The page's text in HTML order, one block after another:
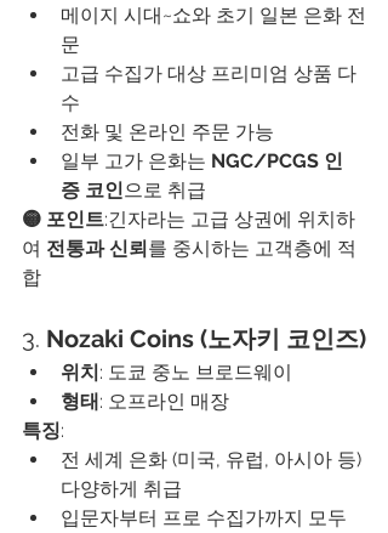
메이지 시대~쇼와 초기 일본 은화 전
문
고급 수집가 대상 프리미엄 상품 다
수
전화 및 온라인 주문 가능
일부 고가 은화는 NGC/PCGS 인
증 코인 으로 취급
🟡 포인트:긴자라는 고급 상권에 위치하
여 전통과 신뢰를 중시하는 고객층에 적
합
3. Nozaki Coins (노자키 코인즈)
위치: 도쿄 중노 브로드웨이
형태: 오프라인 매장
특징:
전 세계 은화 (미국, 유럽, 아시아 등)
다양하게 취급
입문자부터 프로 수집가까지 모두